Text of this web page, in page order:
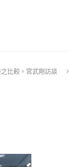
比較。宮武剛訪談